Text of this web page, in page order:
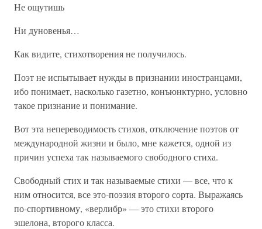
Не ощутишь
Ни дуновенья…
Как видите, стихотворения не получилось.
Поэт не испытывает нужды в признании иностранцами,
ибо понимает, насколько газетно, конъюнктурно, условно
такое признание и понимание.
Вот эта непереводимость стихов, отключение поэтов от
международной жизни и было, мне кажется, одной из
причин успеха так называемого свободного стиха.
Свободный стих и так называемые стихи — все, что к
ним относится, все это-поэзия второго сорта. Выражаясь
по-спортивному, «верлибр» — это стихи второго
эшелона, второго класса.